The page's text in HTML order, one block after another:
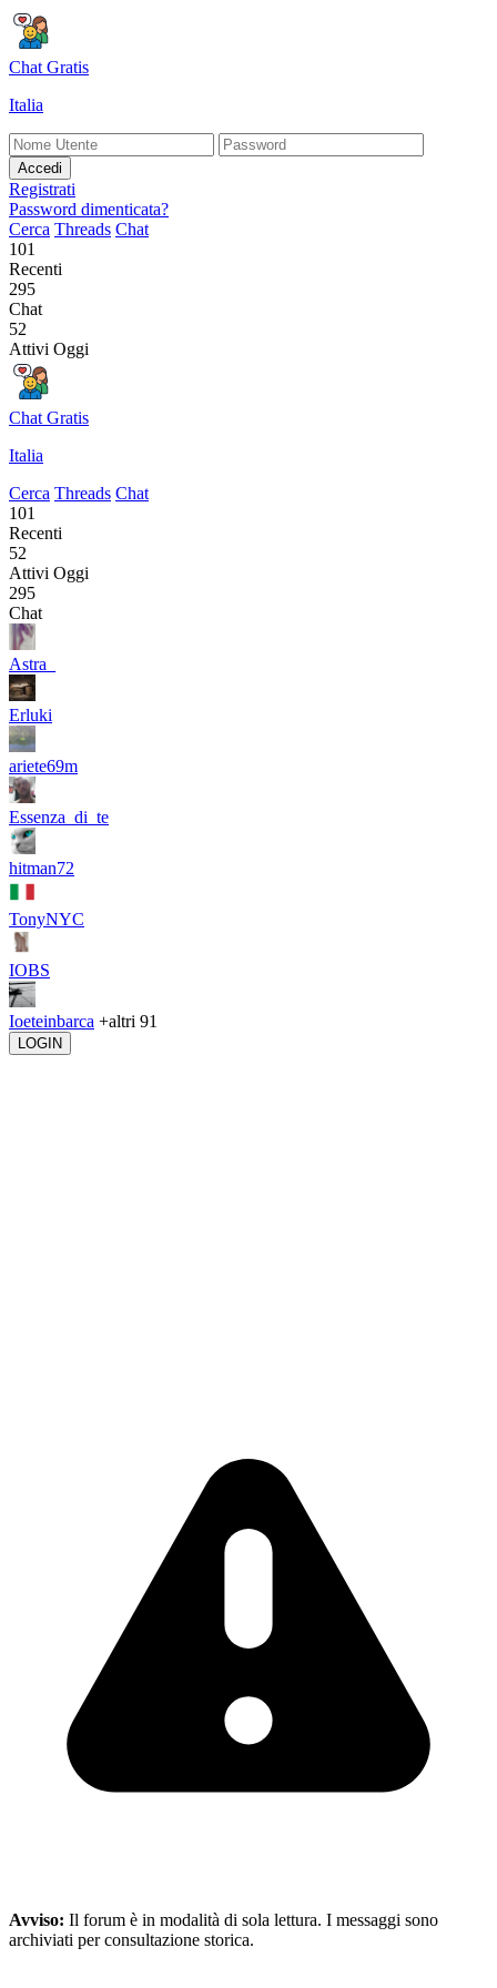
Chat Gratis
Italia
Accedi
Registrati
Password dimenticata?
Cerca Threads Chat
101
Recenti
295
Chat
52
Attivi Oggi
Chat Gratis
Italia
Cerca Threads Chat
101
Recenti
52
Attivi Oggi
295
Chat
Astra_
Erluki
ariete69m
Essenza_di_te
hitman72
TonyNYC
IOBS
Ioeteinbarca +altri 91
LOGIN
Avviso: Il forum è in modalità di sola lettura. I messaggi sono
archiviati per consultazione storica.